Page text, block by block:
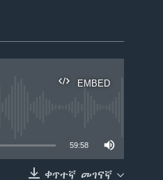
EMBED
59:58
ቀጥተኛ መገናኛ